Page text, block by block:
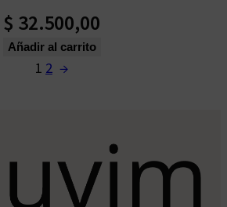
$ 32.500,00
Añadir al carrito
1 2 →